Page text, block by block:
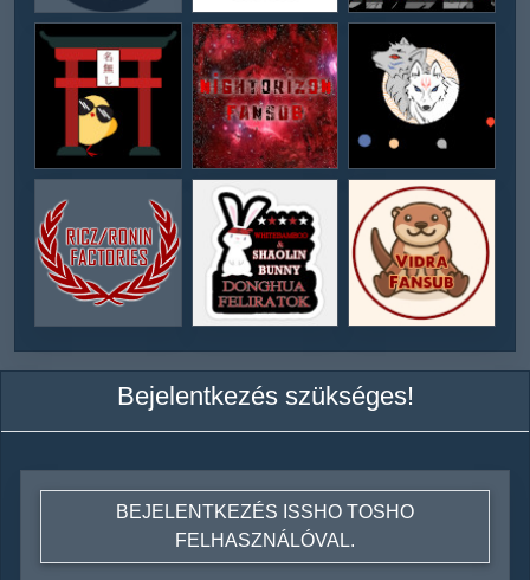
Bejelentkezés szükséges!
BEJELENTKEZÉS ISSHO TOSHO
FELHASZNÁLÓVAL.